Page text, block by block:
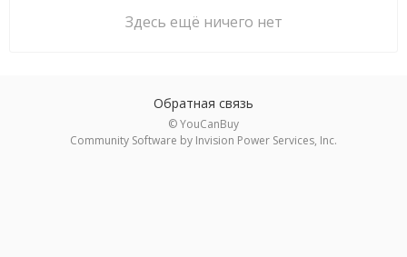
Здесь ещё ничего нет
Обратная связь
© YouCanBuy
Community Software by Invision Power Services, Inc.